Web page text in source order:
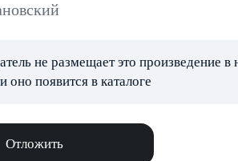
не размещает это произведение
оно появится в каталоге
Отложить